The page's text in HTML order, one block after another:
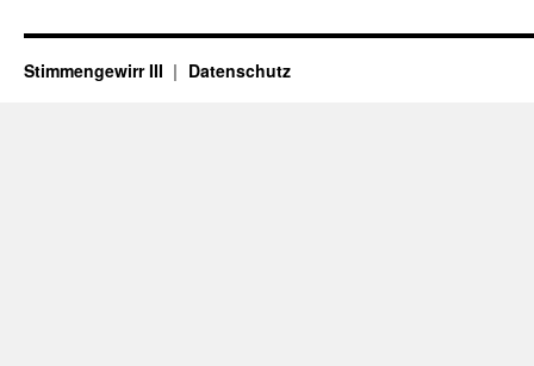
Stimmengewirr III Datenschutz